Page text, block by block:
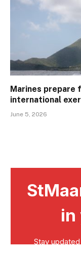
Marines prepare
international
June 5, 2026